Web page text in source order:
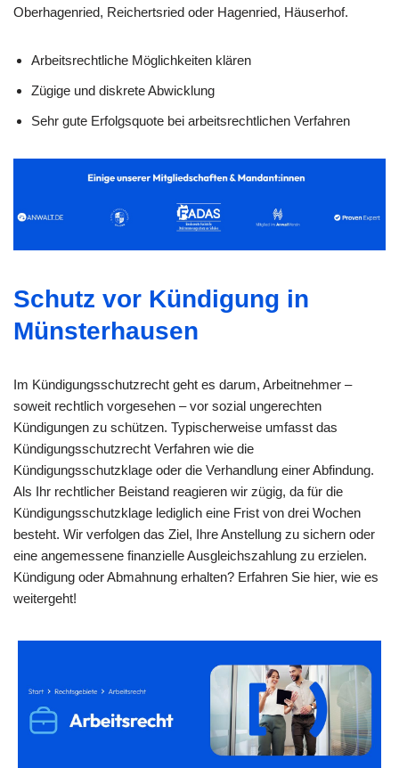
Oberhagenried, Reichertsried oder Hagenried, Häuserhof.
Arbeitsrechtliche Möglichkeiten klären
Zügige und diskrete Abwicklung
Sehr gute Erfolgsquote bei arbeitsrechtlichen Verfahren
Schutz vor Kündigung in
Münsterhausen
Im Kündigungsschutzrecht geht es darum, Arbeitnehmer –
soweit rechtlich vorgesehen – vor sozial ungerechten
Kündigungen zu schützen. Typischerweise umfasst das
Kündigungsschutzrecht Verfahren wie die
Kündigungsschutzklage oder die Verhandlung einer Abfindung.
Als Ihr rechtlicher Beistand reagieren wir zügig, da für die
Kündigungsschutzklage lediglich eine Frist von drei Wochen
besteht. Wir verfolgen das Ziel, Ihre Anstellung zu sichern oder
eine angemessene finanzielle Ausgleichszahlung zu erzielen.
Kündigung oder Abmahnung erhalten? Erfahren Sie hier, wie es
weitergeht!